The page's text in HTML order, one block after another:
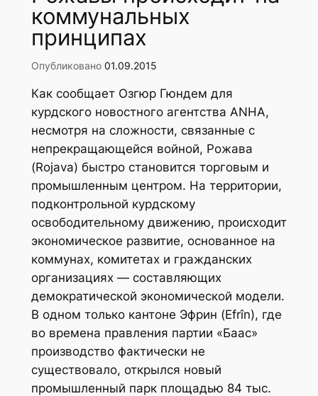
коммунальных
принципах
Опубликовано 01.09.2015
Как сообщает Озгюр Гюндем для
курдского новостного агентства ANHA,
несмотря на сложности, связанные с
непрекращающейся войной, Рожава
(Rojava) быстро становится торговым и
промышленным центром. На территории,
подконтрольной курдскому
освободительному движению, происходит
экономическое развитие, основанное на
коммунах, комитетах и гражданских
организациях — составляющих
демократической экономической модели.
В одном только кантоне Эфрин (Efrîn), где
во времена правления партии «Баас»
производство фактически не
существовало, открылся новый
промышленный парк площадью 84 тыс.